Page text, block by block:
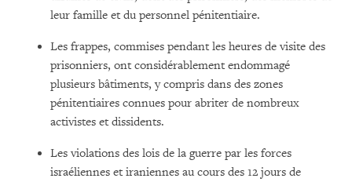
leur famille et du personnel pénitentiaire.
Les frappes, commises pendant les heures de visite des
prisonniers, ont considérablement endommagé
plusieurs bâtiments, y compris dans des zones
pénitentiaires connues pour abriter de nombreux
activistes et dissidents.
Les violations des lois de la guerre par les forces
israéliennes et iraniennes au cours des 12 jours de